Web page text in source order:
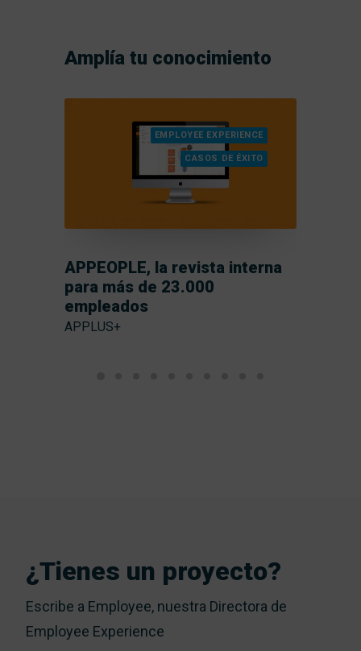
Amplía tu conocimiento
EMPLOYEE EXPERIENCE
CASOS DE ÉXITO
APPEOPLE, la revista interna
para más de 23.000
empleados
APPLUS+
¿Tienes un proyecto?
Escribe a Employee, nuestra Directora de
Employee Experience